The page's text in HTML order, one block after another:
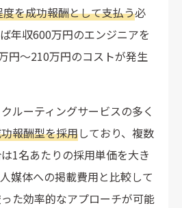
を成功報酬として支払う必
年収600万円のエンジニアを
円〜210万円のコストが発生
ルーティングサービスの多く
報酬型を採用しており、複数
1名あたりの採用単価を大き
媒体への掲載費用と比較して
た効率的なアプローチが可能